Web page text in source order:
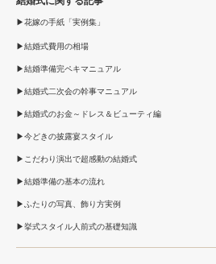
花嫁の手紙「実例集」
結婚式費用の相場
結婚準備完ペキマニュアル
結婚式二次会の幹事マニュアル
結婚式のお金～ドレス＆ビューティ編
今どきの披露宴スタイル
こだわり演出で超感動の結婚式
結婚準備の基本の流れ
ふたりの写真、飾り方実例
挙式スタイル人前式の基礎知識